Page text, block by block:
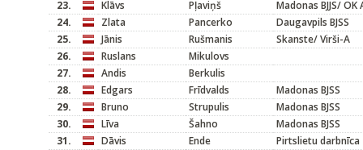
23.
Klāvs Pļaviņš
Madonas BJJS/ OK
24.
Zlata Pancerko
Daugavpils BJSS
25.
Jānis Rušmanis
Skanste/ Virši-A
26.
Ruslans
Mikulovs
27.
Andis
Berkulis
28.
Edgars Frīdvalds
Madonas BJSS
29.
Bruno Strupulis
Madonas BJSS
30.
Līva Šahno
Madonas BJSS
31.
Dāvis Ende
Pirtslietu darbnīca